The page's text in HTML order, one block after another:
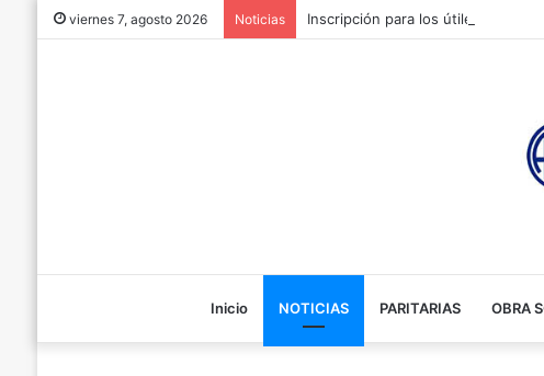
viernes 7, agosto 2026 Noticias Inscripción para los útiles
Inicio NOTICIAS PARITARIAS OBRA